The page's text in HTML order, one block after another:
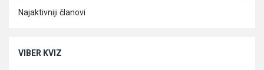
Najaktivniji članovi
VIBER KVIZ